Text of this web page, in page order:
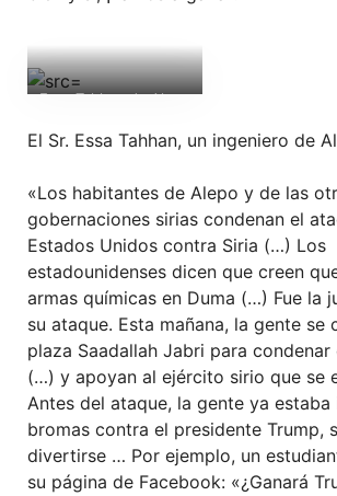
Essa Tahhan de Alepo
El Sr. Essa Tahhan, un ingeniero de
«Los habitantes de Alepo y de las
gobernaciones sirias condenan el
Estados Unidos contra Siria (…) Los
estadounidenses dicen que creen
armas químicas en Duma (…) Fue la
su ataque. Esta mañana, la gente se
plaza Saadallah Jabri para condenar
(…) y apoyan al ejército sirio que se
Antes del ataque, la gente ya estaba
bromas contra el presidente Trump,
divertirse … Por ejemplo, un
su página de Facebook: «¿Ganará